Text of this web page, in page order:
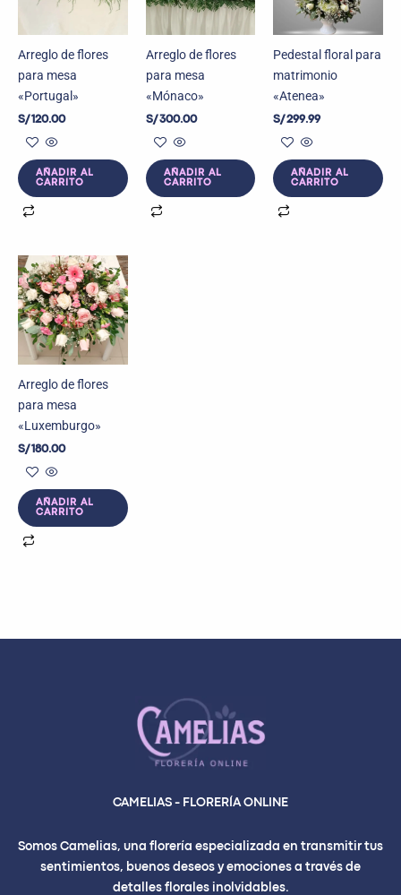
Arreglo de flores
para mesa
«Portugal»
S/120.00
AÑADIR AL
CARRITO
Arreglo de flores
para mesa
«Mónaco»
S/300.00
AÑADIR AL
CARRITO
Pedestal floral para
matrimonio
«Atenea»
S/299.99
AÑADIR AL
CARRITO
Arreglo de flores
para mesa
«Luxemburgo»
S/180.00
AÑADIR AL
CARRITO
CAMELIAS - FLORERÍA ONLINE
Somos Camelias, una florería especializada en transmitir tus
sentimientos, buenos deseos y emociones a través de
detalles florales inolvidables.